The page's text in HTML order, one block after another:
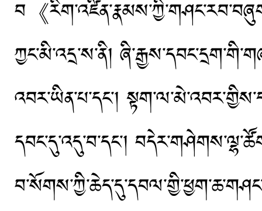
བ《
ཀྱང་མི་འདྲ་ས་ནི།
འབར་ཡིན་པ་དང་།
དབང་དུ་འདུ་བ་དང་།